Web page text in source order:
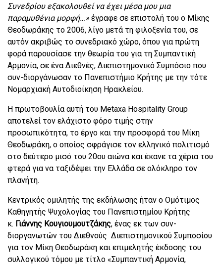
Συνεδρίου εξακολουθεί να έχει μέσα μου μια
παραμυθένια μορφή…» έγραφε σε επιστολή του ο Μίκης
Θεοδωράκης το 2006, λίγο μετά τη φιλοξενία του, σε
αυτόν ακριβώς το συνεδριακό χώρο, όπου για πρώτη
φορά παρουσίασε την θεωρία του για τη Συμπαντική
Αρμονία, σε ένα Διεθνές, Διεπιστημονικό Συμπόσιο που
συν-διοργάνωσαν το Πανεπιστήμιο Κρήτης με την τότε
Νομαρχιακή Αυτοδιοίκηση Ηρακλείου.
Η πρωτοβουλία αυτή του Metaxa Hospitality Group
αποτελεί τον ελάχιστο φόρο τιμής στην
προσωπικότητα, το έργο και την προσφορά του Μίκη
Θεοδωράκη, ο οποίος σφράγισε τον ελληνικό πολιτισμό
στο δεύτερο μισό του 20ου αιώνα και έκανε τα χέρια του
φτερά για να ταξιδέψει την Ελλάδα σε ολόκληρο τον
πλανήτη.
Κεντρικός ομιλητής της εκδήλωσης ήταν ο Ομότιμος
Καθηγητής Ψυχολογίας του Πανεπιστημίου Κρήτης
κ. Γιάννης Κουγιουμουτζάκης, ένας εκ των συν-
διοργανωτών του Διεθνούς Διεπιστημονικού Συμποσίου
για τον Μίκη Θεοδωράκη και επιμελητής έκδοσης του
συλλογικού τόμου με τίτλο «Συμπαντική Αρμονία,